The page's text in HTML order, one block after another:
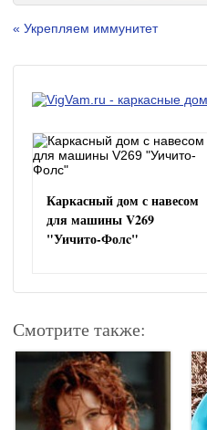
« Укрепляем иммунитет
Каркасный дом с навесом
для машины V269
"Уичито-Фолc"
Смотрите также: